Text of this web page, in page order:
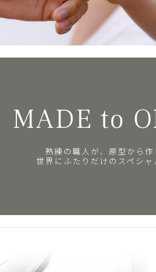
MADE to
熟練の職人が、原型から作
世界にふたりだけのスペシャ